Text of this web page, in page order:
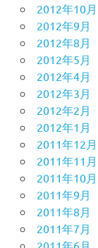
2012年10月
2012年9月
2012年8月
2012年5月
2012年4月
2012年3月
2012年2月
2012年1月
2011年12月
2011年11月
2011年10月
2011年9月
2011年8月
2011年7月
2011年6月